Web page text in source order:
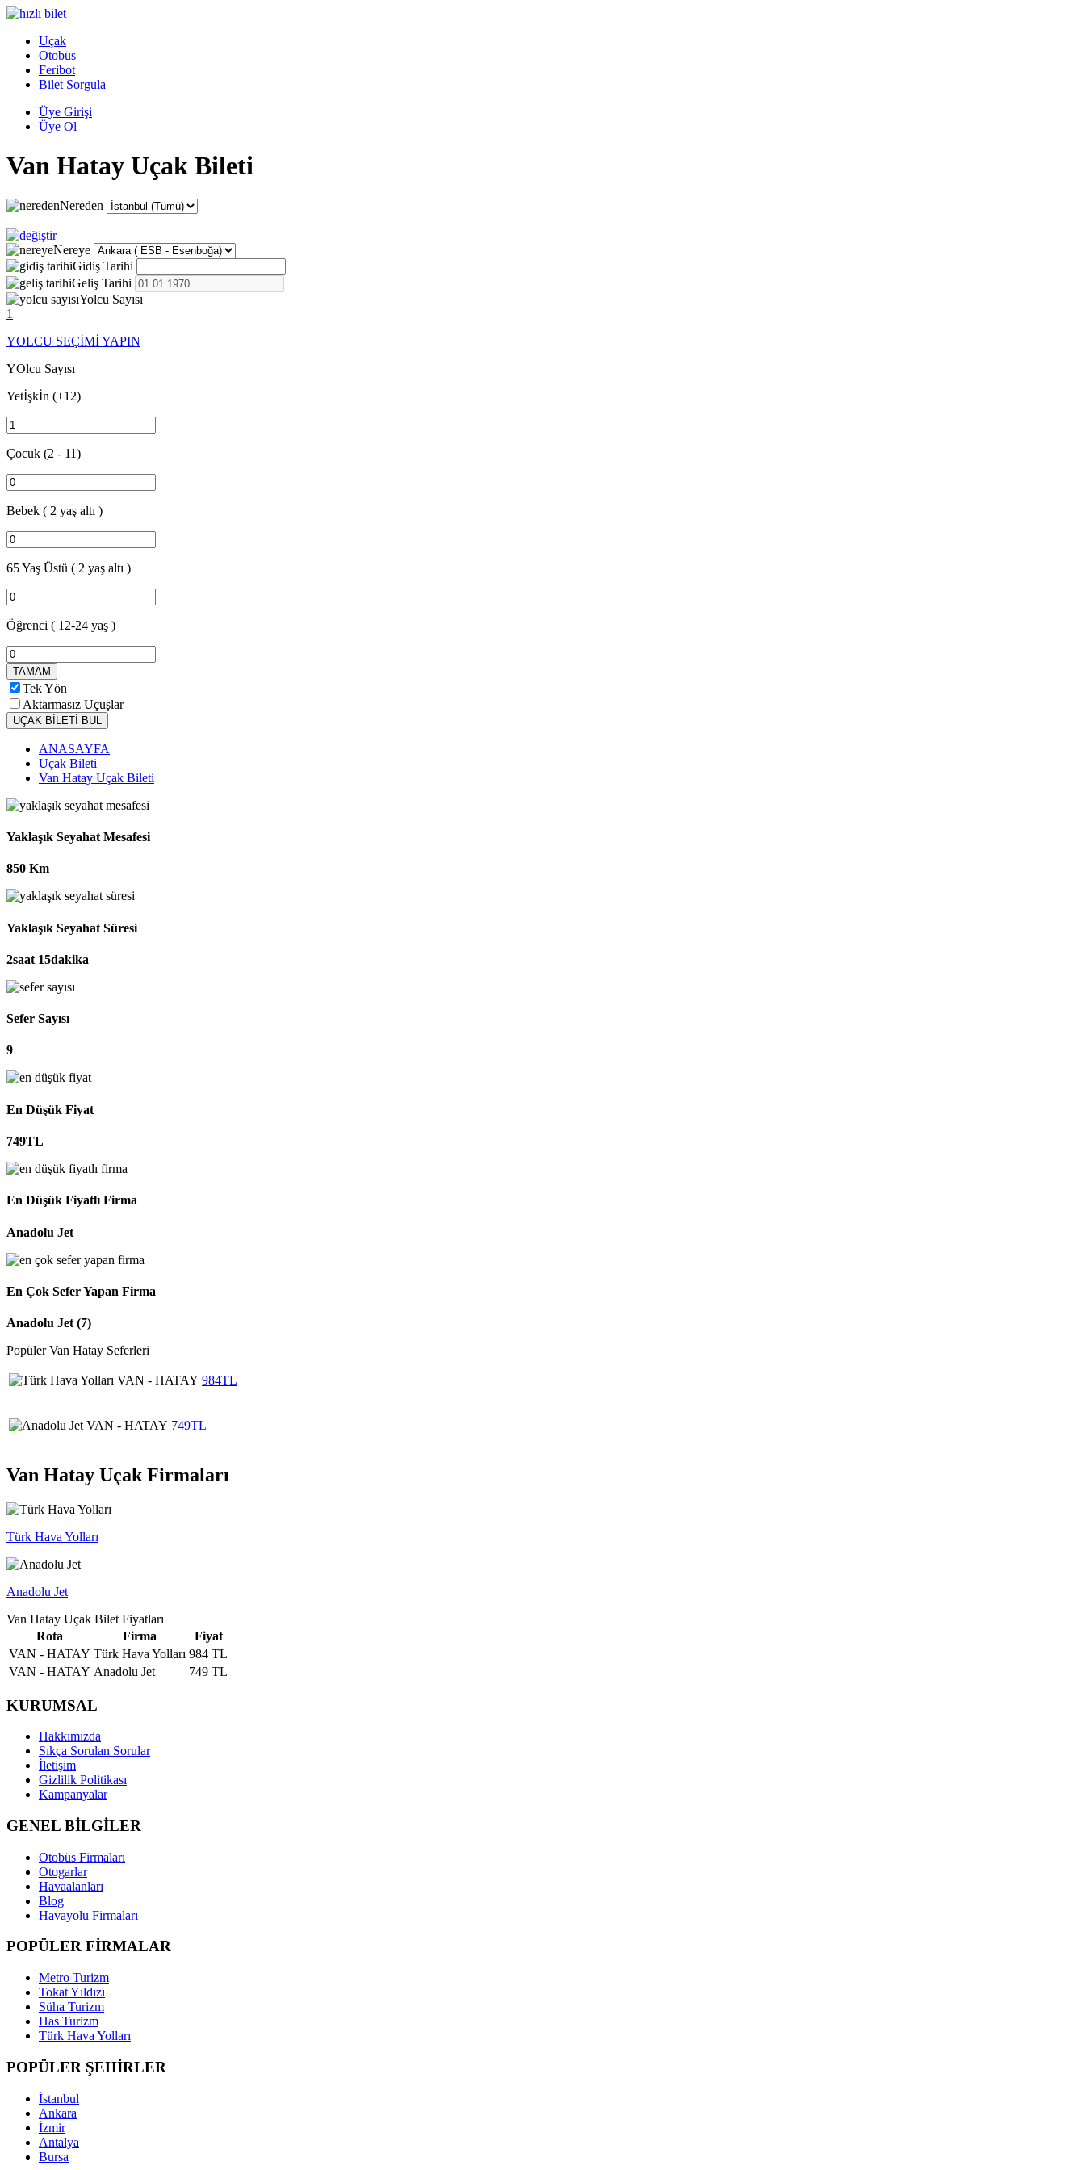
Uçak
Otobüs
Feribot
Bilet Sorgula
Üye Girişi
Üye Ol
Van Hatay Uçak Bileti
Nereden
Nereye
Gidiş Tarihi
Geliş Tarihi
Yolcu Sayısı
1
YOLCU SEÇİMİ YAPIN
YOlcu Sayısı
Yetİşkİn (+12)
Çocuk (2 - 11)
Bebek ( 2 yaş altı )
65 Yaş Üstü ( 2 yaş altı )
Öğrenci ( 12-24 yaş )
TAMAM
Tek Yön
Aktarmasız Uçuşlar
UÇAK BİLETİ BUL
ANASAYFA
Uçak Bileti
Van Hatay Uçak Bileti
Yaklaşık Seyahat Mesafesi
850 Km
Yaklaşık Seyahat Süresi
2saat 15dakika
Sefer Sayısı
9
En Düşük Fiyat
749TL
En Düşük Fiyatlı Firma
Anadolu Jet
En Çok Sefer Yapan Firma
Anadolu Jet (7)
Popüler Van Hatay Seferleri
VAN - HATAY 984TL
VAN - HATAY 749TL
Van Hatay Uçak Firmaları
Türk Hava Yolları
Anadolu Jet
Van Hatay Uçak Bilet Fiyatları
Rota
Firma
Fiyat
VAN - HATAY Türk Hava Yolları 984 TL
VAN - HATAY Anadolu Jet 749 TL
KURUMSAL
Hakkımızda
Sıkça Sorulan Sorular
İletişim
Gizlilik Politikası
Kampanyalar
GENEL BİLGİLER
Otobüs Firmaları
Otogarlar
Havaalanları
Blog
Havayolu Firmaları
POPÜLER FİRMALAR
Metro Turizm
Tokat Yıldızı
Süha Turizm
Has Turizm
Türk Hava Yolları
POPÜLER ŞEHİRLER
İstanbul
Ankara
İzmir
Antalya
Bursa